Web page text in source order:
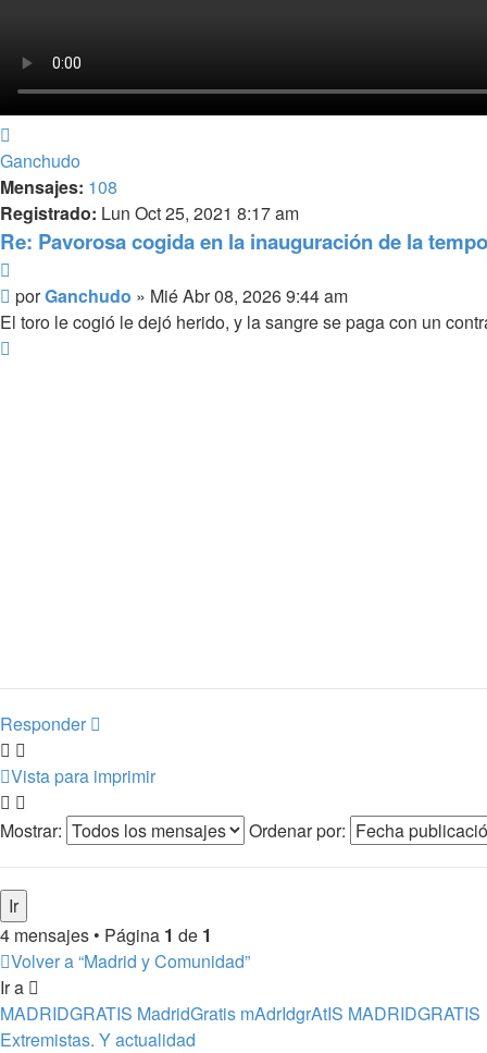
Ganchudo
Mensajes: 108
Registrado: Lun Oct 25, 2021 8:17 am
Re: Pavorosa cogida en la inauguración de la
Mensaje
porGanchudo » Mié Abr 08, 2026 9:44 am
El toro le cogió le dejó herido, y la sangre se paga con un
Responder
Vista para imprimir
Mostrar: Ordenar por:
4 mensajes • Página 1 de 1
Volver a “Madrid y Comunidad”
Ir a
MADRIDGRATIS MadridGratis mAdrIdgrAtIS MADRIDGRATIS
Extremistas. Y actualidad